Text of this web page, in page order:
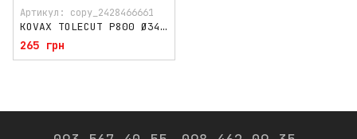
Артикул: copy_2428466661
KOVAX TOLECUT P800 Ø34мм 12шт
265 грн